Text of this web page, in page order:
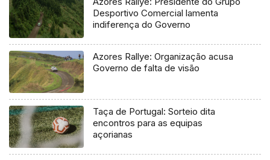
Desportivo Comercial lamenta
indiferença do Governo
Azores Rallye: Organização acusa
Governo de falta de visão
Taça de Portugal: Sorteio dita
encontros para as equipas
açorianas